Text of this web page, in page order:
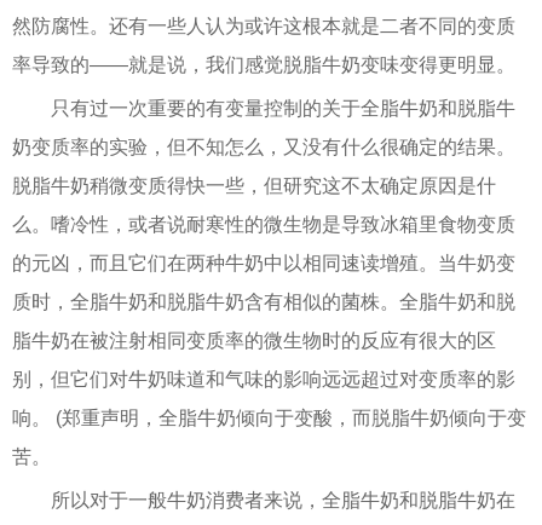
然防腐性。还有一些人认为或许这根本就是二者不同的变质
率导致的——就是说，我们感觉脱脂牛奶变味变得更明显。
只有过一次重要的有变量控制的关于全脂牛奶和脱脂牛
奶变质率的实验，但不知怎么，又没有什么很确定的结果。
脱脂牛奶稍微变质得快一些，但研究这不太确定原因是什
么。嗜冷性，或者说耐寒性的微生物是导致冰箱里食物变质
的元凶，而且它们在两种牛奶中以相同速读增殖。当牛奶变
质时，全脂牛奶和脱脂牛奶含有相似的菌株。全脂牛奶和脱
脂牛奶在被注射相同变质率的微生物时的反应有很大的区
别，但它们对牛奶味道和气味的影响远远超过对变质率的影
响。 (郑重声明，全脂牛奶倾向于变酸，而脱脂牛奶倾向于变
苦。
所以对于一般牛奶消费者来说，全脂牛奶和脱脂牛奶在